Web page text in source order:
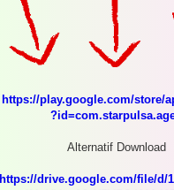
https://play.google.com/store/
Alternatif Download
https://drive.google.com/file/d/